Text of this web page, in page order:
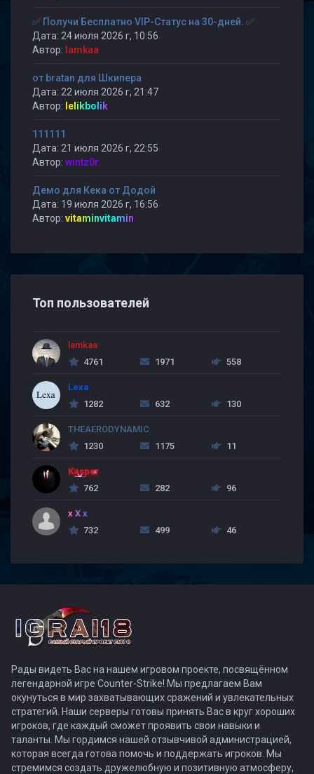
✅ Получи Бесплатно VIP-Статус на 30-дней. ✅
Дата: 24 июля 2026 г, 10:56
Автор: lamkaa
от bratan для Шкипера
Дата: 22 июля 2026 г, 21:47
Автор: lelikbolik
111111
Дата: 21 июля 2026 г, 22:55
Автор: wintz0r
Демо для Кека от Додой
Дата: 19 июля 2026 г, 16:56
Автор: vitaminvitamin
Топ пользователей
lamkaa
4761
1971 558
Lexa
1282
632 130
THEAERODYNAMIC
1230
1175 11
Kasper
762
282 96
x X x
732
499 46
Рады видеть Вас на нашем игровом проекте, посвящённом
легендарной игре Counter-Strike! Мы предлагаем Вам
окунуться в мир захватывающих сражений и увлекательных
стратегий. Наши серверы готовы принять Вас в круг хороших
игроков, где каждый сможет проявить свои навыки и
таланты. Мы гордимся нашей отзывчивой администрацией,
которая всегда готова помочь и поддержать игроков. Мы
стремимся создать дружелюбную и позитивную атмосферу,